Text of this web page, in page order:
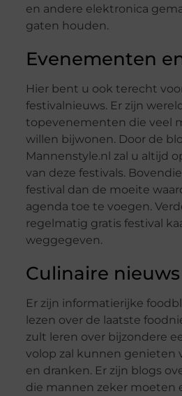
en andere elektronica
gaten houden.
Evenementen
Hier bent u ook terecht
festivalnieuws. Er zijn
topevenementen die veel
willen bijwonen. Door de
Mannenstyle.nl zal u altijd
van deze festivals.
festival dan de moeite
agenda toe te voegen.
regelmatig gratis festival
weggegeven.
Culinaire
Er zijn informatierijke
lezen over de laatste
zult leren over bijzondere
volop zal kunnen genieten
en dranken. Er zijn blogs
die mannen zeker moeten